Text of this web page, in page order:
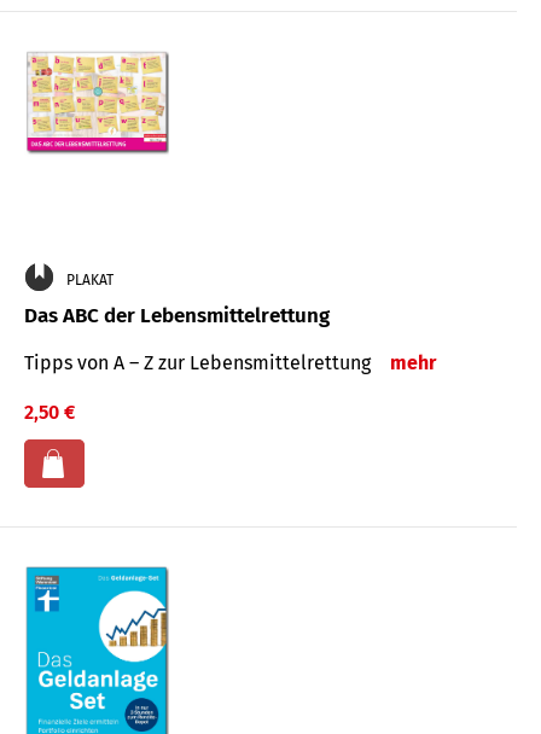
PLAKAT
Das ABC der Lebensmittelrettung
Tipps von A – Z zur Lebensmittelrettung mehr
2,50 €